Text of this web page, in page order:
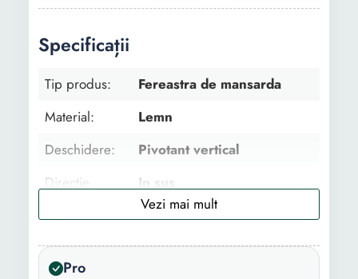
Specificații
Tip produs:
Fereastra de mansarda
Material:
Lemn
Deschidere:
Pivotant vertical
Directie
In sus
Culoare:
Pro